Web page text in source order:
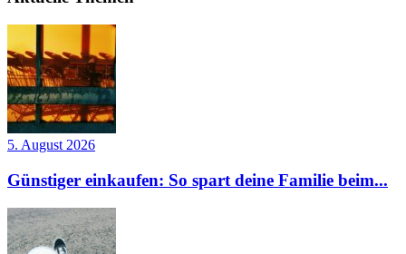
5. August 2026
Günstiger einkaufen: So spart deine Familie beim...